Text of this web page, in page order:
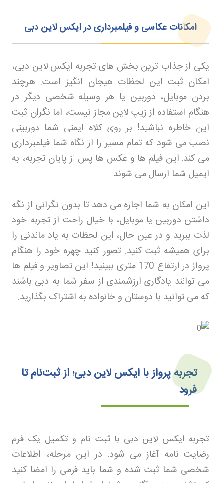
امکانات عکاسی و فیلمبرداری در ایکس لاین دبی
یکی از جذاب ترین بخش های تجربه ایکس لاین دبی،
امکان ثبت این لحظات هیجان انگیز است. هرچند
بردن موبایل، دوربین یا هر وسیله شخصی دیگر در
هنگام استفاده از زیپ لاین مجاز نیست، اما نگران ثبت
این خاطره نباشید! بر روی کلاه ایمنی شما دوربینی
نصب می شود که تمام مسیر را از نگاه شما فیلمبرداری
می کند. این فیلم ها و عکس ها پس از پایان تجربه، به
ایمیل شما ارسال می شوند.
این امکان به شما اجازه می دهد تا بدون نگرانی از نگه
داشتن دوربین یا موبایل، با خیال راحت از تجربه خود
لذت ببرید و در عین حال، این لحظات به یاد ماندنی را
برای همیشه ثبت کنید. تصور کنید چهره خود را هنگام
پرواز در ارتفاع 170 متری ببینید! این تصاویر و فیلم ها
می توانند یادگاری ارزشمندی از سفر شما به دبی باشند
که می توانید با دوستان و خانواده به اشتراک بگذارید.
تجربه پرواز با ایکس لاین دبی؛ از ثبت‌نام تا
فرود
تجربه ایکس لاین دبی با ثبت نام و تکمیل یک فرم
رضایت نامه آغاز می شود. در این مرحله، اطلاعات
شخصی شما ثبت شده و شما باید فرمی را امضا کنید